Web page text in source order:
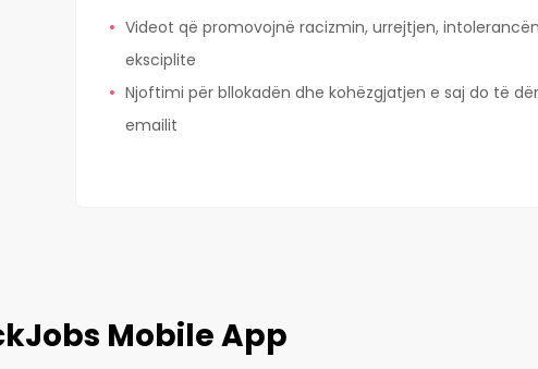
Videot që promovojnë racizmin, urrejtjen,
eksciplite
Njoftimi për bllokadën dhe kohëzgjatjen e saj do të
emailit
Mobile App